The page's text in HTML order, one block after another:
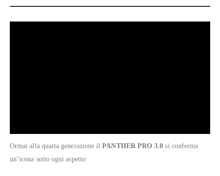
Ormai alla quarta generazione ilPANTHER PRO 3.0 si conferma
un’icona sotto ogni aspetto: